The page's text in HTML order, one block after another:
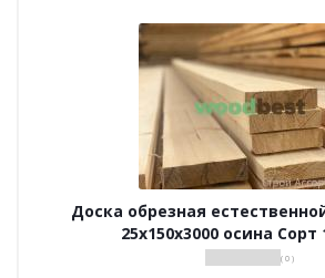
Доска обрезная
25х150х3000 осина Сорт
( 0 )